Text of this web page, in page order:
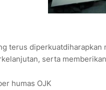
terus
serta
humas OJK